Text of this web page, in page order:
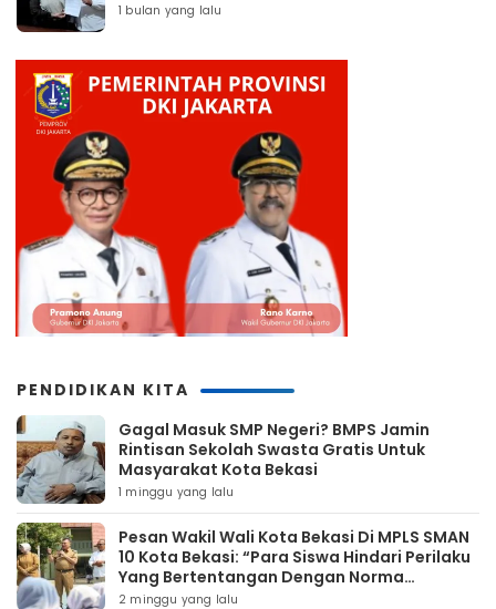
1 bulan yang lalu
PENDIDIKAN KITA
Gagal Masuk SMP Negeri? BMPS Jamin
Rintisan Sekolah Swasta Gratis Untuk
Masyarakat Kota Bekasi
1 minggu yang lalu
Pesan Wakil Wali Kota Bekasi Di MPLS SMAN
10 Kota Bekasi: “Para Siswa Hindari Perilaku
Yang Bertentangan Dengan Norma
Masyarakat Maupun Agama”
2 minggu yang lalu